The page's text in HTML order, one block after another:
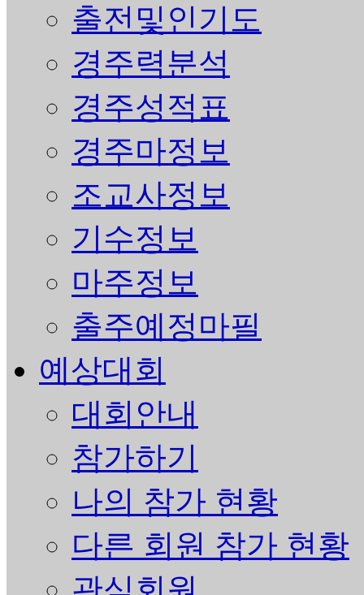
출전및인기도
경주력분석
경주성적표
경주마정보
조교사정보
기수정보
마주정보
출주예정마필
예상대회
대회안내
참가하기
나의 참가 현황
다른 회원 참가 현황